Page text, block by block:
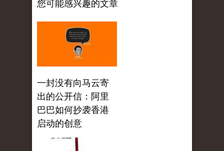
您可能感兴趣的文章
一封没有向马云寄
出的公开信：阿里
巴巴如何抄袭香港
启动的创意